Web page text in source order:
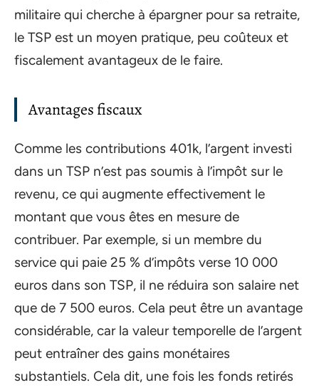
militaire qui cherche à épargner pour sa retraite,
le TSP est un moyen pratique, peu coûteux et
fiscalement avantageux de le faire.
Avantages fiscaux
Comme les contributions 401k, l’argent investi
dans un TSP n’est pas soumis à l’impôt sur le
revenu, ce qui augmente effectivement le
montant que vous êtes en mesure de
contribuer. Par exemple, si un membre du
service qui paie 25 % d’impôts verse 10 000
euros dans son TSP, il ne réduira son salaire net
que de 7 500 euros. Cela peut être un avantage
considérable, car la valeur temporelle de l’argent
peut entraîner des gains monétaires
substantiels. Cela dit, une fois les fonds retirés